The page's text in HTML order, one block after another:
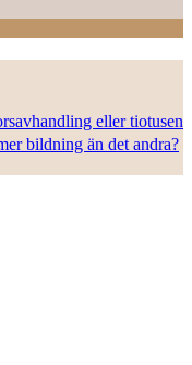
eller tiotusen
bildning än det andra?